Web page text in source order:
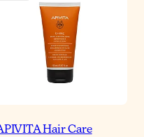
Hair Care